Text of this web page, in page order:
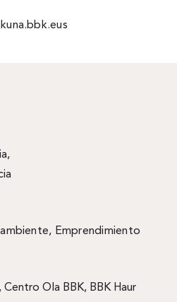
,
, Emprendimiento
Centro Ola BBK, BBK Haur